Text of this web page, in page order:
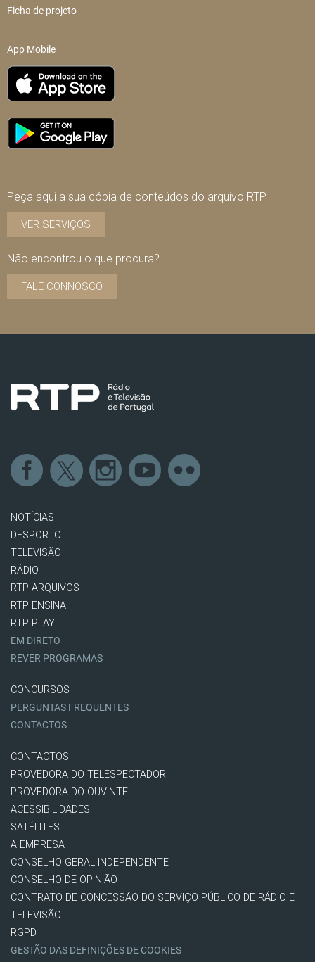
Ficha de projeto
App Mobile
Peça aqui a sua cópia de conteúdos do arquivo RTP
VER SERVIÇOS
Não encontrou o que procura?
FALE CONNOSCO
NOTÍCIAS
DESPORTO
TELEVISÃO
RÁDIO
RTP ARQUIVOS
RTP ENSINA
RTP PLAY
EM DIRETO
REVER PROGRAMAS
CONCURSOS
PERGUNTAS FREQUENTES
CONTACTOS
CONTACTOS
PROVEDORA DO TELESPECTADOR
PROVEDORA DO OUVINTE
ACESSIBILIDADES
SATÉLITES
A EMPRESA
CONSELHO GERAL INDEPENDENTE
CONSELHO DE OPINIÃO
CONTRATO DE CONCESSÃO DO SERVIÇO PÚBLICO DE RÁDIO E
TELEVISÃO
RGPD
GESTÃO DAS DEFINIÇÕES DE COOKIES